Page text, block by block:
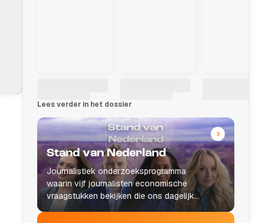
Lees verder in het dossier
Stand van Nederland
Journalistiek onderzoeksprogramma
waarin vijf journalisten economische
vraagstukken bekijken die ons dagelijks
leven raken.